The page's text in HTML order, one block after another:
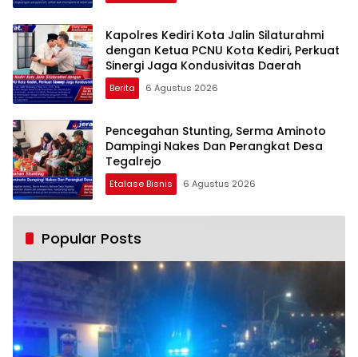
Kapolres Kediri Kota Jalin Silaturahmi
dengan Ketua PCNU Kota Kediri, Perkuat
Sinergi Jaga Kondusivitas Daerah
Berita 6 Agustus 2026
Pencegahan Stunting, Serma Aminoto
Dampingi Nakes Dan Perangkat Desa
Tegalrejo
Etalase Bisnis 6 Agustus 2026
Popular Posts